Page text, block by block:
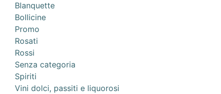
Blanquette
Bollicine
Promo
Rosati
Rossi
Senza categoria
Spiriti
Vini dolci, passiti e liquorosi